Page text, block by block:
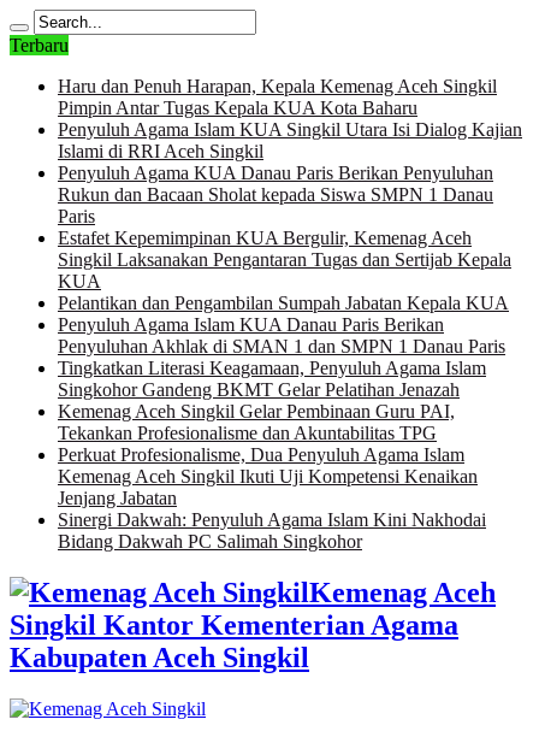
Terbaru
Haru dan Penuh Harapan, Kepala Kemenag Aceh Singkil
Pimpin Antar Tugas Kepala KUA Kota Baharu
Penyuluh Agama Islam KUA Singkil Utara Isi Dialog Kajian
Islami di RRI Aceh Singkil
Penyuluh Agama KUA Danau Paris Berikan Penyuluhan
Rukun dan Bacaan Sholat kepada Siswa SMPN 1 Danau
Paris
Estafet Kepemimpinan KUA Bergulir, Kemenag Aceh
Singkil Laksanakan Pengantaran Tugas dan Sertijab Kepala
KUA
Pelantikan dan Pengambilan Sumpah Jabatan Kepala KUA
Penyuluh Agama Islam KUA Danau Paris Berikan
Penyuluhan Akhlak di SMAN 1 dan SMPN 1 Danau Paris
Tingkatkan Literasi Keagamaan, Penyuluh Agama Islam
Singkohor Gandeng BKMT Gelar Pelatihan Jenazah
Kemenag Aceh Singkil Gelar Pembinaan Guru PAI,
Tekankan Profesionalisme dan Akuntabilitas TPG
Perkuat Profesionalisme, Dua Penyuluh Agama Islam
Kemenag Aceh Singkil Ikuti Uji Kompetensi Kenaikan
Jenjang Jabatan
Sinergi Dakwah: Penyuluh Agama Islam Kini Nakhodai
Bidang Dakwah PC Salimah Singkohor
Kemenag Aceh
Singkil Kantor Kementerian Agama
Kabupaten Aceh Singkil